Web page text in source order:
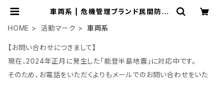
車両系 | 危機管理ブランド民間防災
HOME
活動マーク 車両系
【お問い合わせにつきまして】
現在、2024年正月に発生した「能登半島地震」に対応中です。
そのため、お電話をいただくよりもメールでのお問い合わせをいた